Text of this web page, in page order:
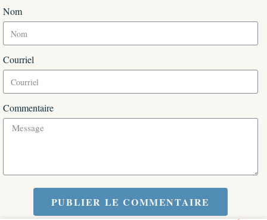
Nom
Courriel
Commentaire
PUBLIER LE COMMENTAIRE